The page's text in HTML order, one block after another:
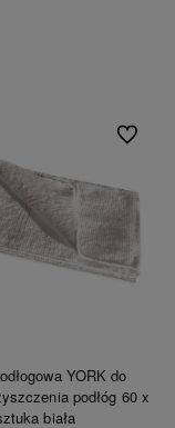
YORK do
podłóg 60 x
biała
Do